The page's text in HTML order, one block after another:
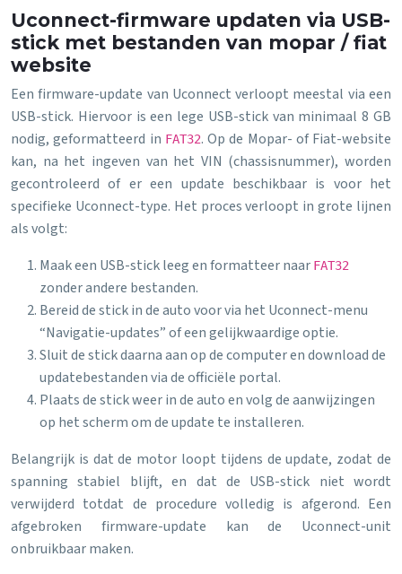
Uconnect-firmware updaten via USB-
stick met bestanden van mopar / fiat
website
Een firmware-update van Uconnect verloopt meestal via een
USB-stick. Hiervoor is een lege USB-stick van minimaal 8 GB
nodig, geformatteerd in FAT32. Op de Mopar- of Fiat-website
kan, na het ingeven van het VIN (chassisnummer), worden
gecontroleerd of er een update beschikbaar is voor het
specifieke Uconnect-type. Het proces verloopt in grote lijnen
als volgt:
Maak een USB-stick leeg en formatteer naar FAT32
zonder andere bestanden.
Bereid de stick in de auto voor via het Uconnect-menu
“Navigatie-updates” of een gelijkwaardige optie.
Sluit de stick daarna aan op de computer en download de
updatebestanden via de officiële portal.
Plaats de stick weer in de auto en volg de aanwijzingen
op het scherm om de update te installeren.
Belangrijk is dat de motor loopt tijdens de update, zodat de
spanning stabiel blijft, en dat de USB-stick niet wordt
verwijderd totdat de procedure volledig is afgerond. Een
afgebroken firmware-update kan de Uconnect-unit
onbruikbaar maken.